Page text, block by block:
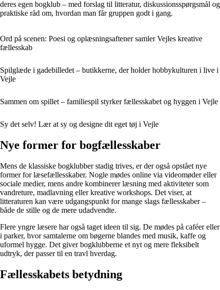
deres egen bogklub – med forslag til litteratur, diskussionsspørgsmål og
praktiske råd om, hvordan man får gruppen godt i gang.
Ord på scenen: Poesi og oplæsningsaftener samler Vejles kreative
fællesskab
Spilglæde i gadebilledet – butikkerne, der holder hobbykulturen i live i
Vejle
Sammen om spillet – familiespil styrker fællesskabet og hyggen i Vejle
Sy det selv! Lær at sy og designe dit eget tøj i Vejle
Nye former for bogfællesskaber
Mens de klassiske bogklubber stadig trives, er der også opstået nye
former for læsefællesskaber. Nogle mødes online via videomøder eller
sociale medier, mens andre kombinerer læsning med aktiviteter som
vandreture, madlavning eller kreative workshops. Det viser, at
litteraturen kan være udgangspunkt for mange slags fællesskaber –
både de stille og de mere udadvendte.
Flere yngre læsere har også taget ideen til sig. De mødes på caféer eller
i parker, hvor samtalerne om bøgerne blandes med musik, kaffe og
uformel hygge. Det giver bogklubberne et nyt og mere fleksibelt
udtryk, der passer til en travl hverdag.
Fællesskabets betydning